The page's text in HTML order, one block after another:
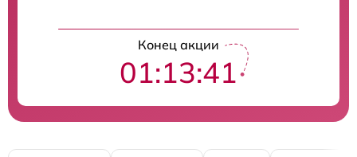
Конец акции
01:13:40